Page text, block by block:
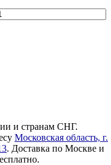
и странам СНГ.
Московская область, г.
. Доставка по Москве и